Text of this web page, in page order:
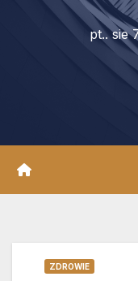
pt.. sie
ZDROWIE